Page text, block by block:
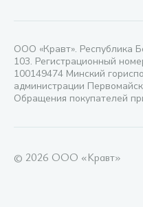
ООО «Кравт». Республика
103. Регистрационный
100149474 Минский
администрации
Обращения покупателей
© 2026 ООО «Кравт»